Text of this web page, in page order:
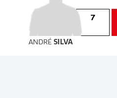
7
ANDRÉ SILVA